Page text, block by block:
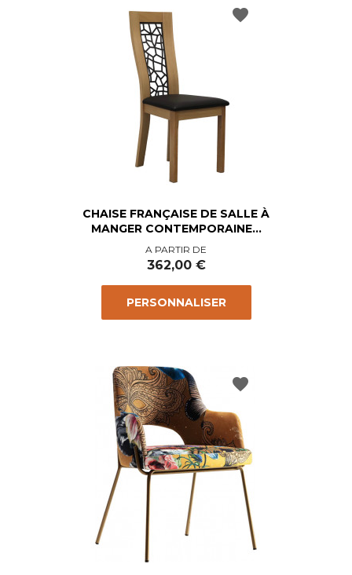
CHAISE FRANÇAISE DE SALLE À
MANGER CONTEMPORAINE...
Prix
A PARTIR DE
362,00 €
PERSONNALISER
favorite
favorite